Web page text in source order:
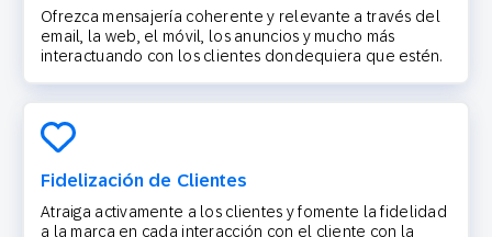
Ofrezca mensajería coherente y relevante a través del
email, la web, el móvil, los anuncios y mucho más
interactuando con los clientes dondequiera que estén.
Fidelización de Clientes
Atraiga activamente a los clientes y fomente la fidelidad
a la marca en cada interacción con el cliente con la